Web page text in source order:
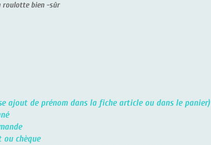
bien -sûr
de prénom dans la fiche article ou dans le panier)
chèque